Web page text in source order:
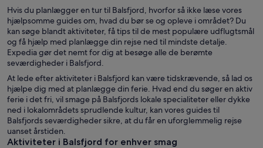
Hvis du planlægger en tur til Balsfjord, hvorfor så ikke læse vores
hjælpsomme guides om, hvad du bør se og opleve i området? Du
kan søge blandt aktiviteter, få tips til de mest populære udflugtsmål
og få hjælp med planlægge din rejse ned til mindste detalje.
Expedia gør det nemt for dig at besøge alle de berømte
seværdigheder i Balsfjord.
At lede efter aktiviteter i Balsfjord kan være tidskrævende, så lad os
hjælpe dig med at planlægge din ferie. Hvad end du søger en aktiv
ferie i det fri, vil smage på Balsfjords lokale specialiteter eller dykke
ned i lokalområdets sprudlende kultur, kan vores guides til
Balsfjords seværdigheder sikre, at du får en uforglemmelig rejse
uanset årstiden.
Aktiviteter i Balsfjord for enhver smag